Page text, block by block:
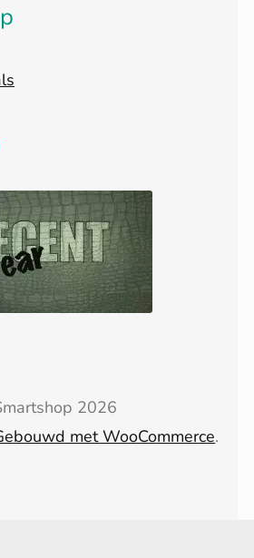
2026
met WooCommerce.